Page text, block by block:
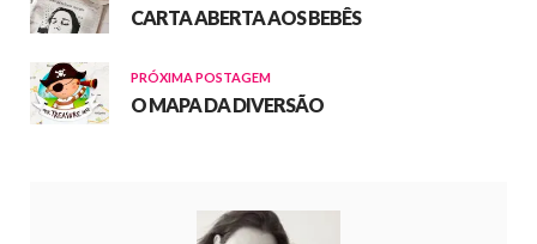
CARTA ABERTA AOS BEBÊS
PRÓXIMA POSTAGEM
O MAPA DA DIVERSÃO